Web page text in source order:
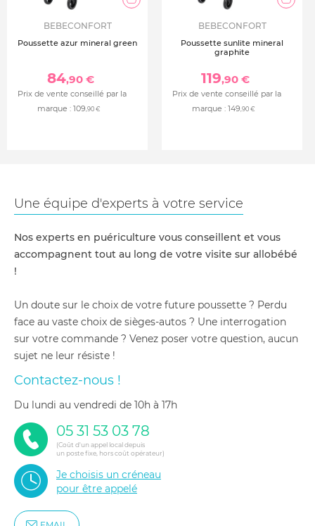
BEBECONFORT
Poussette azur mineral green
84,90 €
Prix de vente conseillé par la
marque : 109,90 €
BEBECONFORT
Poussette sunlite mineral
graphite
119,90 €
Prix de vente conseillé par la
marque : 149,90 €
Une équipe d'experts à votre service
Nos experts en puériculture vous conseillent et vous
accompagnent tout au long de votre visite sur allobébé
!
Un doute sur le choix de votre future poussette ? Perdu
face au vaste choix de sièges-autos ? Une interrogation
sur votre commande ? Venez poser votre question, aucun
sujet ne leur résiste !
Contactez-nous !
du lundi au vendredi de 10h à 17h
05 31 53 03 78
(Coût d'un appel local depuis
un poste fixe, hors coût opérateur)
Je choisis un créneau
pour être appelé